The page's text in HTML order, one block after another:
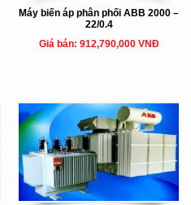
Máy biến áp phân phối ABB 2000 –
22/0.4
Giá bán: 912,790,000 VNĐ